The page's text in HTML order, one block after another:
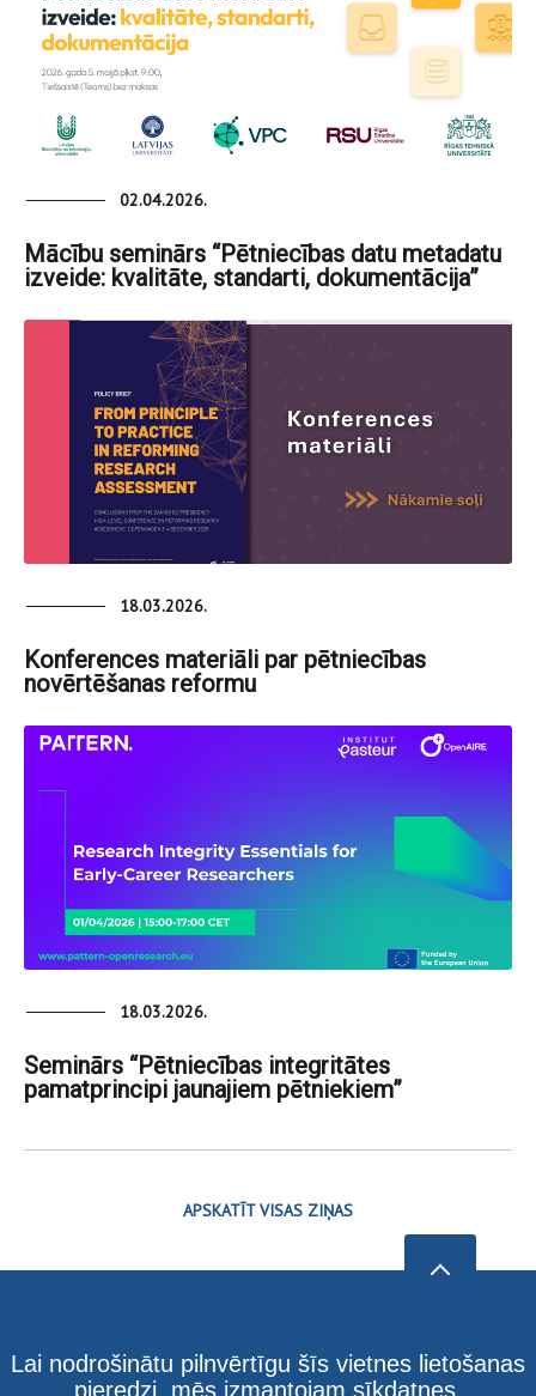
02.04.2026.
Mācību seminārs “Pētniecības datu metadatu
izveide: kvalitāte, standarti, dokumentācija”
18.03.2026.
Konferences materiāli par pētniecības
novērtēšanas reformu
18.03.2026.
Seminārs “Pētniecības integritātes
pamatprincipi jaunajiem pētniekiem”
APSKATĪT VISAS ZIŅAS
Lai nodrošinātu pilnvērtīgu šīs vietnes lietošanas
pieredzi, mēs izmantojam sīkdatnes.